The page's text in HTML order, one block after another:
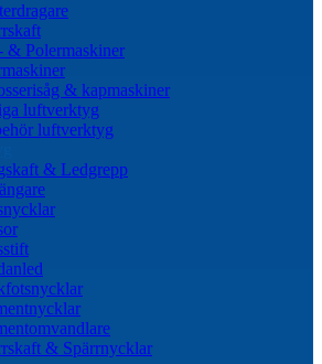
& Polermaskiner
& kapmaskiner
luftverktyg
luftverktyg
& Ledgrepp
& Spärrnycklar